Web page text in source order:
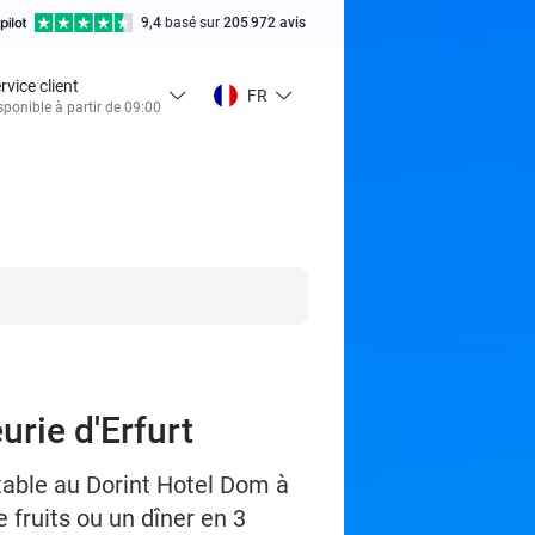
9,4 basé sur 205 972 avis
client
à partir de 09:00
FR
d'Erfurt
au Dorint Hotel Dom à
fruits ou un dîner en 3